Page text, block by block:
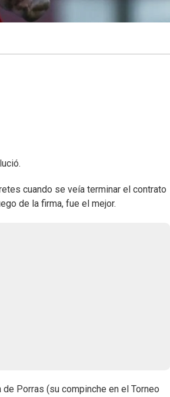
cuando se veía terminar el contrato
de la firma, fue el mejor.
Porras (su compinche en el Torneo